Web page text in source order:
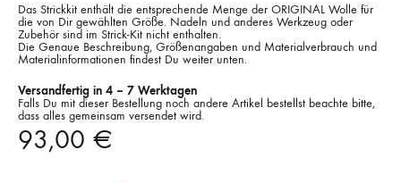
Das Strickkit enthält die entsprechende Menge der ORIGINAL Wolle für
die von Dir gewählten Größe. Nadeln und anderes Werkzeug oder
Zubehör sind im Strick-Kit nicht enthalten.
Die Genaue Beschreibung, Größenangaben und Materialverbrauch und
Materialinformationen findest Du weiter unten.
Versandfertig in 4 – 7 Werktagen
Falls Du mit dieser Bestellung noch andere Artikel bestellst beachte bitte,
dass alles gemeinsam versendet wird.
93,00 €